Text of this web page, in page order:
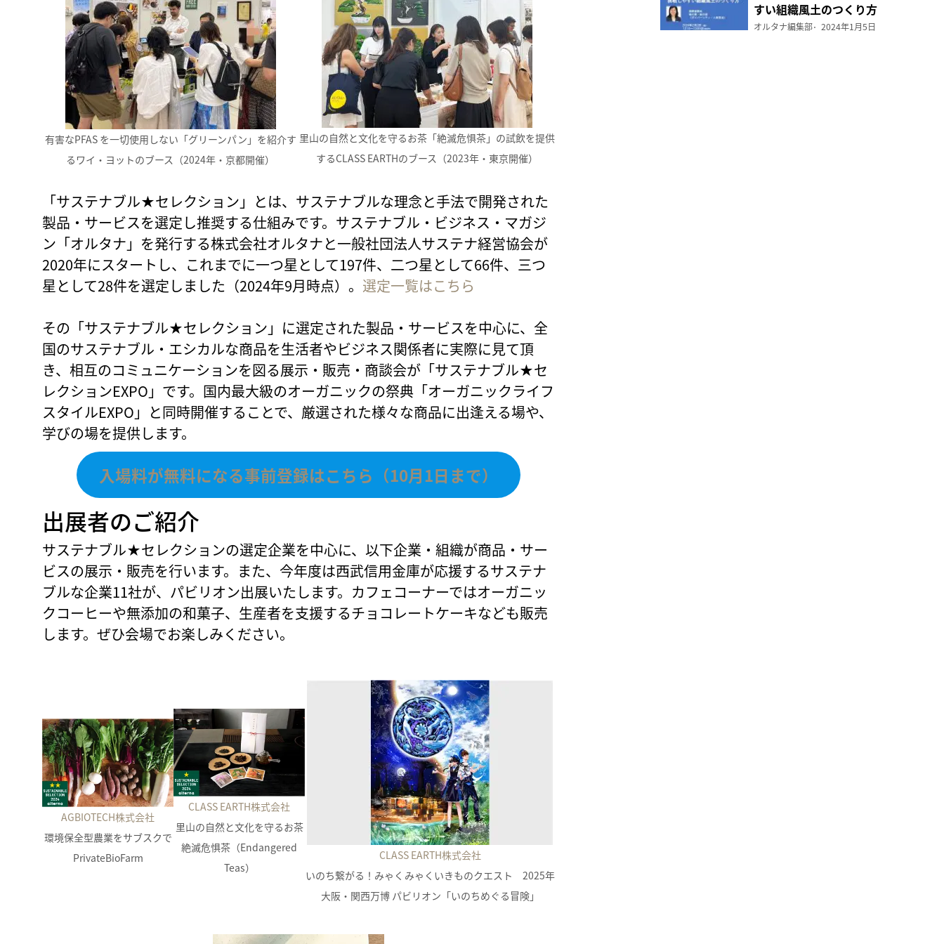
有害なPFAS を一切使用しない「グリーンパン」を紹介す
るワイ・ヨットのブース（2024年・京都開催）
里山の自然と文化を守るお茶「絶滅危惧茶」の試飲を提供
するCLASS EARTHのブース（2023年・東京開催）
「サステナブル★セレクション」とは、サステナブルな理念と手法で開発された
製品・サービスを選定し推奨する仕組みです。サステナブル・ビジネス・マガジ
ン「オルタナ」を発行する株式会社オルタナと一般社団法人サステナ経営協会が
2020年にスタートし、これまでに一つ星として197件、二つ星として66件、三つ
星として28件を選定しました（2024年9月時点）。 選定一覧はこちら
その「サステナブル★セレクション」に選定された製品・サービスを中心に、全
国のサステナブル・エシカルな商品を生活者やビジネス関係者に実際に見て頂
き、相互のコミュニケーションを図る展示・販売・商談会が「サステナブル★セ
レクションEXPO」です。国内最大級のオーガニックの祭典「オーガニックライフ
スタイルEXPO」と同時開催することで、厳選された様々な商品に出逢える場や、
学びの場を提供します。
入場料が無料になる事前登録はこちら（10月1日まで）
出展者のご紹介
サステナブル★セレクションの選定企業を中心に、以下企業・組織が商品・サー
ビスの展示・販売を行います。また、今年度は西武信用金庫が応援するサステナ
ブルな企業11社が、パビリオン出展いたします。カフェコーナーではオーガニッ
クコーヒーや無添加の和菓子、生産者を支援するチョコレートケーキなども販売
します。ぜひ会場でお楽しみください。
AGBIOTECH株式会社
環境保全型農業をサブスクで
PrivateBioFarm
CLASS EARTH株式会社
里山の自然と文化を守るお茶
絶滅危惧茶（Endangered
Teas）
CLASS EARTH株式会社
いのち繋がる！みゃくみゃくいきものクエスト 2025年
大阪・関西万博 パビリオン「いのちめぐる冒険」
すい組織風土のつくり方
オルタナ編集部 2024年1月5日